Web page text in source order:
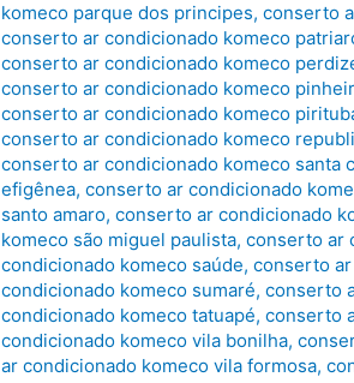
komeco parque dos principes,conserto
conserto ar condicionado komeco
conserto ar condicionado komeco
conserto ar condicionado komeco
conserto ar condicionado komeco
conserto ar condicionado komeco
conserto ar condicionado komeco santa
efigênea,conserto ar condicionado
santo amaro,conserto ar condicionado
komeco são miguel paulista,conserto ar
condicionado komeco saúde,conserto
condicionado komeco sumaré,conserto
condicionado komeco tatuapé,conserto
condicionado komeco vila bonilha,
ar condicionado komeco vila formosa,